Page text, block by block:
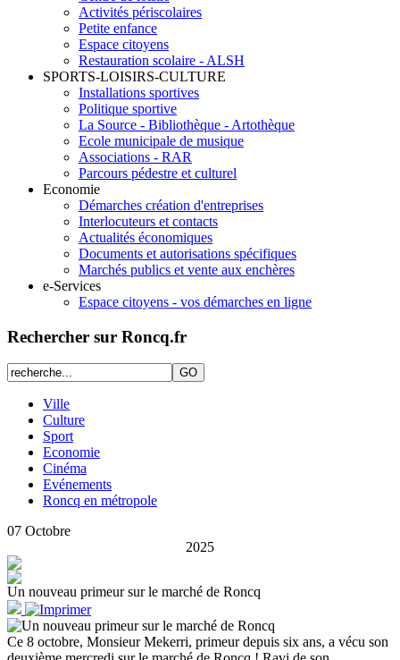
Activités périscolaires
Petite enfance
Espace citoyens
Restauration scolaire - ALSH
SPORTS-LOISIRS-CULTURE
Installations sportives
Politique sportive
La Source - Bibliothèque - Artothèque
Ecole municipale de musique
Associations - RAR
Parcours pédestre et culturel
Economie
Démarches création d'entreprises
Interlocuteurs et contacts
Actualités économiques
Documents et autorisations spécifiques
Marchés publics et vente aux enchères
e-Services
Espace citoyens - vos démarches en ligne
Rechercher sur Roncq.fr
Ville
Culture
Sport
Economie
Cinéma
Evénements
Roncq en métropole
07 Octobre
2025
Un nouveau primeur sur le marché de Roncq
Ce 8 octobre, Monsieur Mekerri, primeur depuis six ans, a vécu son